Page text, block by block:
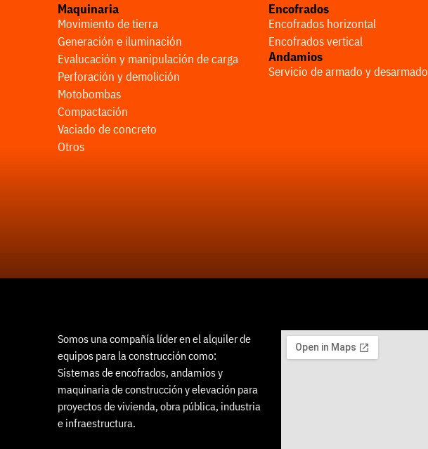
Maquinaria
Movimiento de tierra
Generación e iluminación
Evalucación y manipulación de carga
Perforación y demolición
Motobombas
Compactación
Vaciado de concreto
Otros
Encofrados
Encofrados horizontal
Encofrados vertical
Andamios
Servicio de armado y desarmado
Somos una compañía líder en el alquiler de
equipos para la construcción como:
Sistemas de encofrados, andamios y
maquinaria de construcción y elevación para
proyectos de vivienda, obra pública, industria
e infraestructura.